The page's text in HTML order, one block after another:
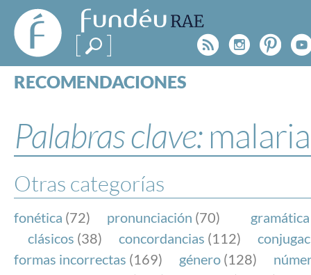
FundéuRAE
- Fundación
del Español
Urgente
Rss
RECOMENDACIONES
ESPECIALES
BLOG
NOTICIAS
SOBRE LA FUNDÉURAE
FundéuRAE es una fundación patrocinada por la
y la Real Academia Española, cuyo objetivo es
el buen uso del español en los medios de
Palabras clave: malaria
Otras categorías
fonética (72) pronunciación (70) gramática
clásicos (38) concordancias (112)
formas incorrectas (169) género (128)